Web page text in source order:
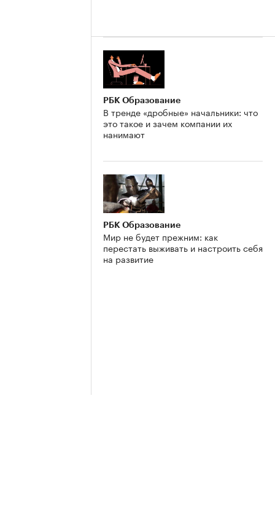
РБК Образование
В тренде «дробные» начальники: что
это такое и зачем компании их
нанимают
РБК Образование
Мир не будет прежним: как
перестать выживать и настроить себя
на развитие